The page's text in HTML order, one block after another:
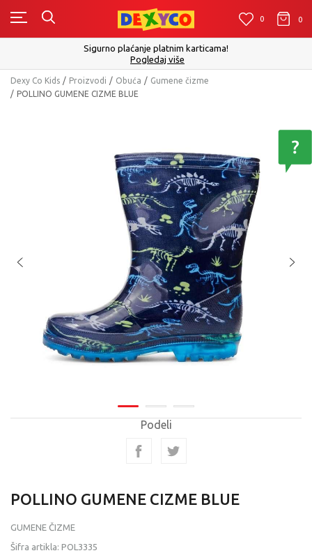
0 0
Sigurno plaćanje platnim karticama!
Pogledaj više
Dexy Co Kids Proizvodi Obuća
Gumene čizme
POLLINO GUMENE CIZME BLUE
Podeli
POLLINO GUMENE CIZME BLUE
GUMENE ČIZME
Šifra artikla: POL3335